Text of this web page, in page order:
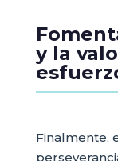
y la
Finalmente,